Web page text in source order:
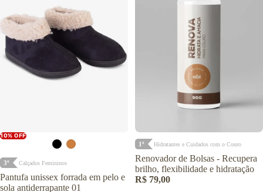
10% OFF
3º Calçados Femininos
Pantufa unissex forrada em pelo e
sola antiderrapante 01
1º Hidratantes e Cuidados com o Couro
Renovador de Bolsas - Recupera
brilho, flexibilidade e hidratação
R$ 79,00